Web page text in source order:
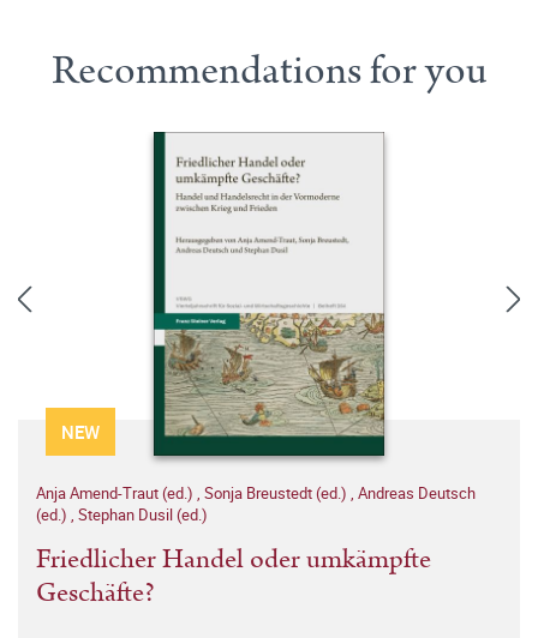
Recommendations for you
NEW
Anja Amend-Traut (ed.) , Sonja Breustedt (ed.) , Andreas Deutsch
(ed.) , Stephan Dusil (ed.)
Friedlicher Handel oder umkämpfte
Geschäfte?